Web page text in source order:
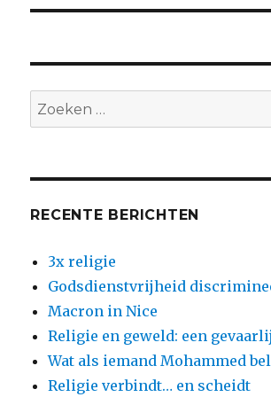
Zoeken
naar:
RECENTE BERICHTEN
3x religie
Godsdienstvrijheid
Macron in Nice
Religie en geweld: een
Wat als iemand Mohammed
Religie verbindt… en scheidt